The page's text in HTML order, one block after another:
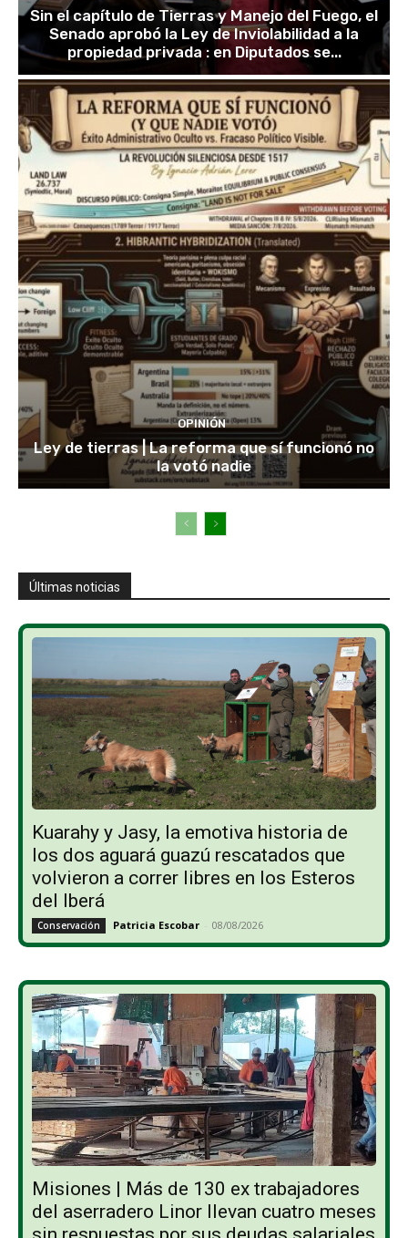
Sin el capítulo de Tierras y Manejo del Fuego, el
Senado aprobó la Ley de Inviolabilidad a la
propiedad privada : en Diputados se...
OPINIÓN
Ley de tierras | La reforma que sí funcionó no
la votó nadie
Últimas noticias
Kuarahy y Jasy, la emotiva historia de
los dos aguará guazú rescatados que
volvieron a correr libres en los Esteros
del Iberá
Conservación Patricia Escobar - 08/08/2026
Misiones | Más de 130 ex trabajadores
del aserradero Linor llevan cuatro meses